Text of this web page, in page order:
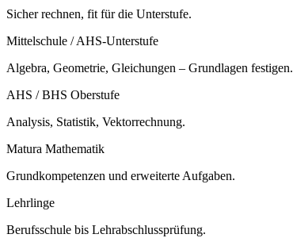
Sicher rechnen, fit für die Unterstufe.
Mittelschule / AHS-Unterstufe
Algebra, Geometrie, Gleichungen – Grundlagen festigen.
AHS / BHS Oberstufe
Analysis, Statistik, Vektorrechnung.
Matura Mathematik
Grundkompetenzen und erweiterte Aufgaben.
Lehrlinge
Berufsschule bis Lehrabschlussprüfung.